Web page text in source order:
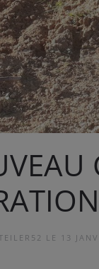
LE 13